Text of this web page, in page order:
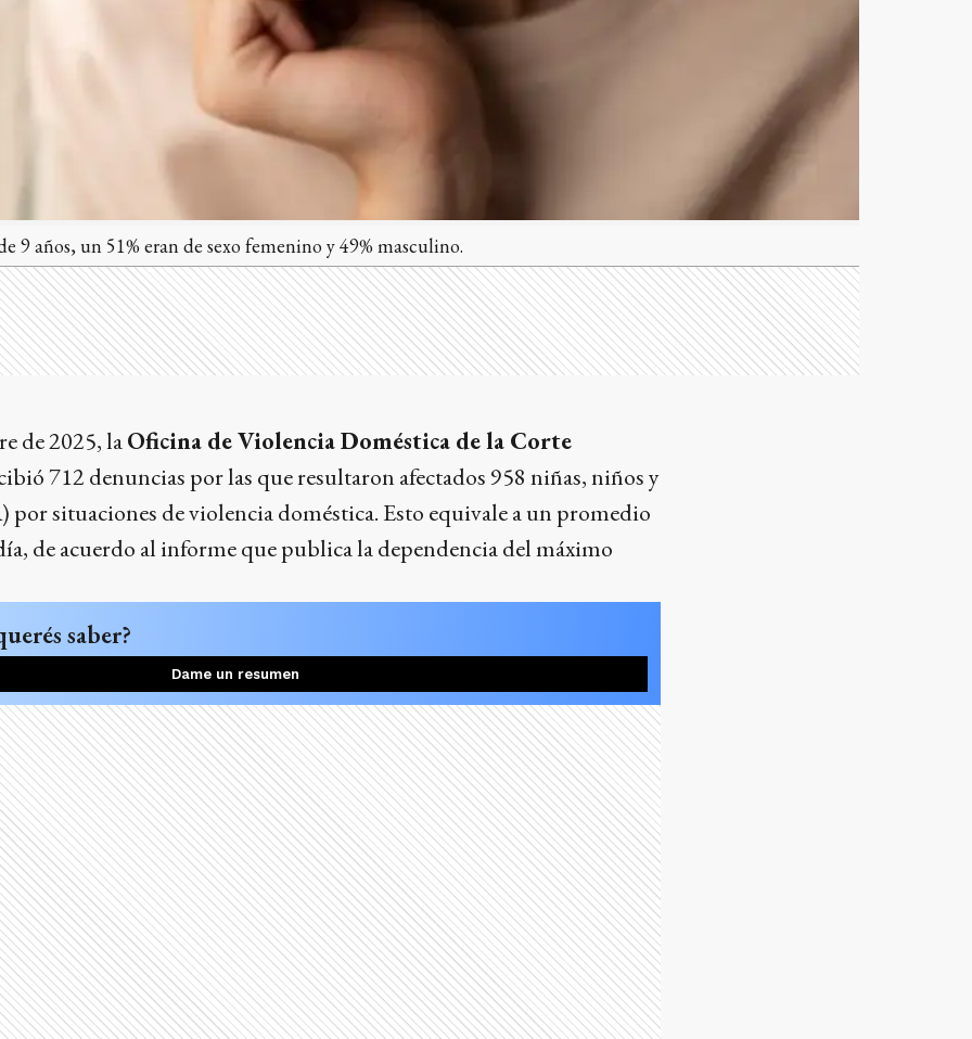
9 años, un 51% eran de sexo femenino y 49% masculino.
de 2025,laOficina de Violencia Doméstica de la Corte
712 denuncias por las que resultaron afectados 958 niñas, niños y
por situaciones de violencia doméstica. Esto equivale a un promedio
de acuerdo al informe que publica la dependencia del máximo
saber?
Dame un resumen